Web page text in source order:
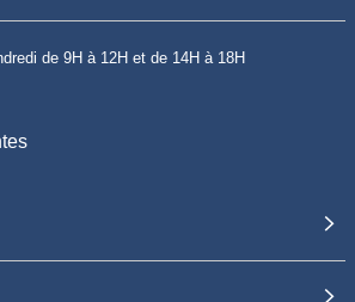
de 9H à 12H et de 14H à 18H